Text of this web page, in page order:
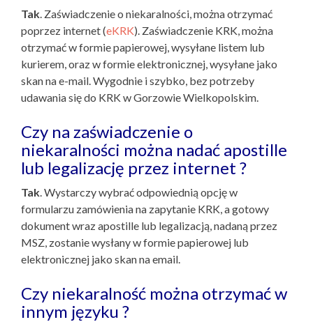
Tak. Zaświadczenie o niekaralności, można otrzymać
poprzez internet (eKRK). Zaświadczenie KRK, można
otrzymać w formie papierowej, wysyłane listem lub
kurierem, oraz w formie elektronicznej, wysyłane jako
skan na e-mail. Wygodnie i szybko, bez potrzeby
udawania się do KRK w Gorzowie Wielkopolskim.
Czy na zaświadczenie o
niekaralności można nadać apostille
lub legalizację przez internet ?
Tak. Wystarczy wybrać odpowiednią opcję w
formularzu zamówienia na zapytanie KRK, a gotowy
dokument wraz apostille lub legalizacją, nadaną przez
MSZ, zostanie wysłany w formie papierowej lub
elektronicznej jako skan na email.
Czy niekaralność można otrzymać w
innym języku ?